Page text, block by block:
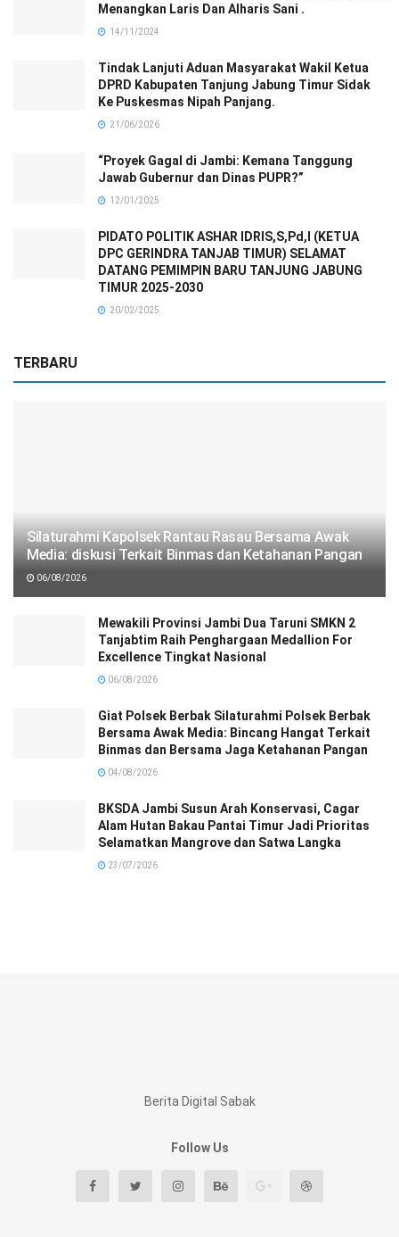
Menangkan Laris Dan Alharis Sani .
14/11/2024
Tindak Lanjuti Aduan Masyarakat Wakil Ketua
DPRD Kabupaten Tanjung Jabung Timur Sidak
Ke Puskesmas Nipah Panjang.
21/06/2026
“Proyek Gagal di Jambi: Kemana Tanggung
Jawab Gubernur dan Dinas PUPR?”
12/01/2025
PIDATO POLITIK ASHAR IDRIS,S,Pd,I (KETUA
DPC GERINDRA TANJAB TIMUR) SELAMAT
DATANG PEMIMPIN BARU TANJUNG JABUNG
TIMUR 2025-2030
20/02/2025
TERBARU
Silaturahmi Kapolsek Rantau Rasau Bersama Awak
Media: diskusi Terkait Binmas dan Ketahanan Pangan
06/08/2026
Mewakili Provinsi Jambi Dua Taruni SMKN 2
Tanjabtim Raih Penghargaan Medallion For
Excellence Tingkat Nasional
06/08/2026
Giat Polsek Berbak Silaturahmi Polsek Berbak
Bersama Awak Media: Bincang Hangat Terkait
Binmas dan Bersama Jaga Ketahanan Pangan
04/08/2026
BKSDA Jambi Susun Arah Konservasi, Cagar
Alam Hutan Bakau Pantai Timur Jadi Prioritas
Selamatkan Mangrove dan Satwa Langka
23/07/2026
Berita Digital Sabak
Follow Us